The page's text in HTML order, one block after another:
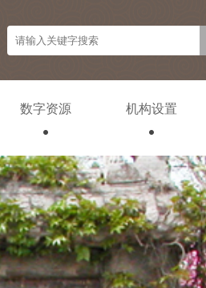
数字资源 机构设置